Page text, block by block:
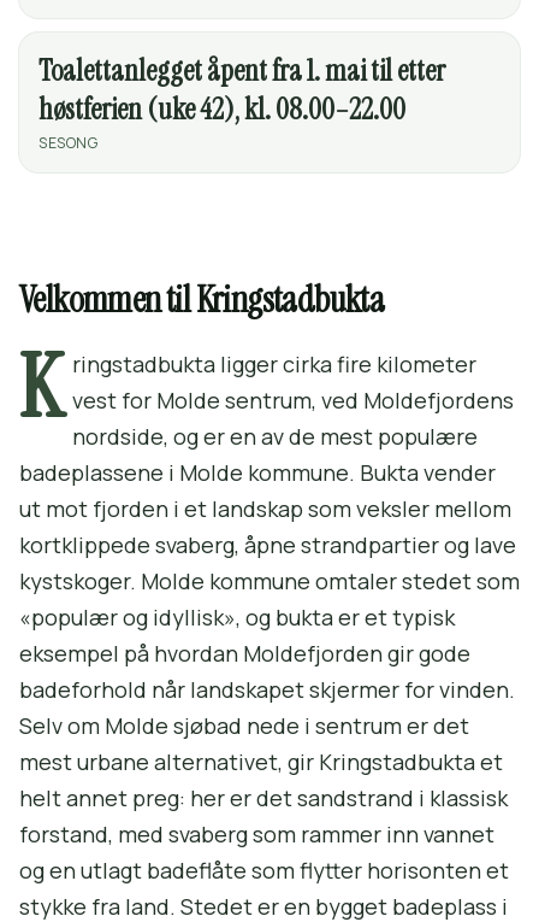
Toalettanlegget åpent fra 1. mai til etter
høstferien (uke 42), kl. 08.00–22.00
SESONG
Velkommen til Kringstadbukta
K ringstadbukta ligger cirka fire kilometer
vest for Molde sentrum, ved Moldefjordens
nordside, og er en av de mest populære
badeplassene i Molde kommune. Bukta vender
ut mot fjorden i et landskap som veksler mellom
kortklippede svaberg, åpne strandpartier og lave
kystskoger. Molde kommune omtaler stedet som
«populær og idyllisk», og bukta er et typisk
eksempel på hvordan Moldefjorden gir gode
badeforhold når landskapet skjermer for vinden.
Selv om Molde sjøbad nede i sentrum er det
mest urbane alternativet, gir Kringstadbukta et
helt annet preg: her er det sandstrand i klassisk
forstand, med svaberg som rammer inn vannet
og en utlagt badeflåte som flytter horisonten et
stykke fra land. Stedet er en bygget badeplass i